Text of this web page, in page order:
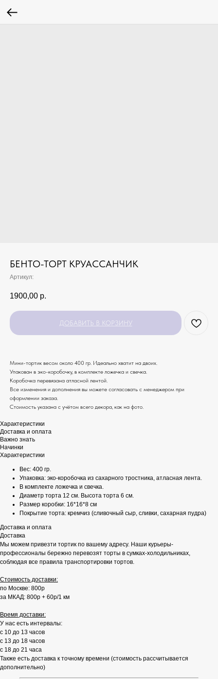
БЕНТО-ТОРТ КРУАССАНЧИК
Артикул:
1900,00 р.
ДОБАВИТЬ В КОРЗИНУ
Мини-тортик весом около 400 гр. Идеально хватит на двоих.
Упакован в эко-коробочку, в комплекте ложечка и свечка.
Коробочка перевязана атласной лентой.
Все изменения и дополнения вы можете согласовать с менеджером при
оформлении заказа.
Стоимость указана с учётом всего декора, как на фото.
Характеристики
Доставка и оплата
Важно знать
Начинки
Характеристики
Вес: 400 гр.
Упаковка: эко-коробочка из сахарного тростника, атласная лента.
В комплекте ложечка и свечка.
Диаметр торта 12 см. Высота торта 6 см.
Размер коробки: 16*16*8 см
Покрытие торта: кремчиз (сливочный сыр, сливки, сахарная пудра)
Доставка и оплата
Доставка
Мы можем привезти тортик по вашему адресу. Наши курьеры-
профессионалы бережно перевозят торты в сумках-холодильниках,
соблюдая все правила транспортировки тортов.
Стоимость доставки:
по Москве: 800р
за МКАД: 800р + 60р/1 км
Время доставки:
У нас есть интервалы:
с 10 до 13 часов
с 13 до 18 часов
с 18 до 21 часа
Также есть доставка к точному времени (стоимость рассчитывается
дополнительно)